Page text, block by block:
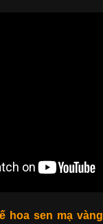
hoa sen mạ